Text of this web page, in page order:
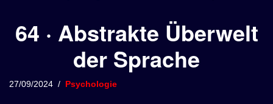
p
64 · Abstrakte Überwelt
der Sprache
27/09/2024 Psychologie